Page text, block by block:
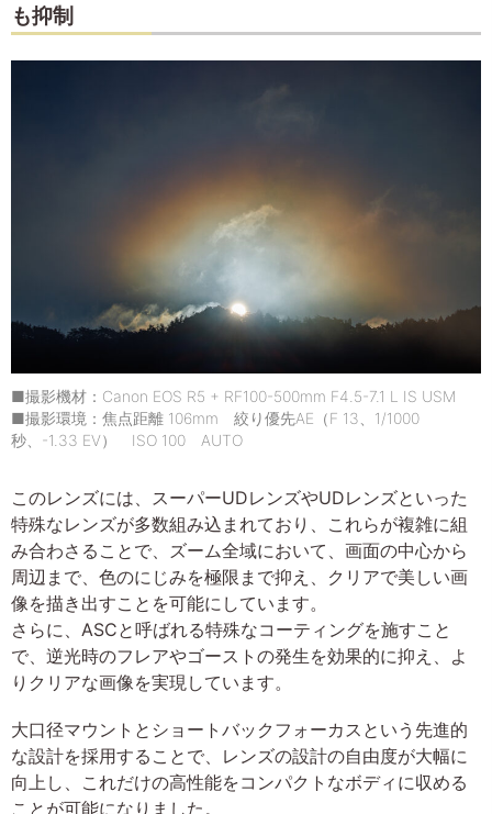
も抑制
■撮影機材：Canon EOS R5 + RF100-500mm F4.5-7.1 L IS USM
■撮影環境：焦点距離 106mm 絞り優先AE（F 13、1/1000
秒、-1.33 EV） ISO 100 AUTO
このレンズには、スーパーUDレンズやUDレンズといった
特殊なレンズが多数組み込まれており、これらが複雑に組
み合わさることで、ズーム全域において、画面の中心から
周辺まで、色のにじみを極限まで抑え、クリアで美しい画
像を描き出すことを可能にしています。
さらに、ASCと呼ばれる特殊なコーティングを施すこと
で、逆光時のフレアやゴーストの発生を効果的に抑え、よ
りクリアな画像を実現しています。
大口径マウントとショートバックフォーカスという先進的
な設計を採用することで、レンズの設計の自由度が大幅に
向上し、これだけの高性能をコンパクトなボディに収める
ことが可能になりました。